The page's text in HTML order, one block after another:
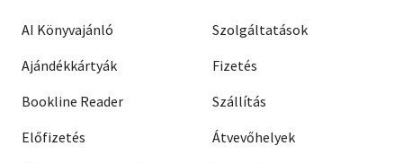
AI Könyvajánló
Ajándékkártyák
Bookline Reader
Előfizetés
Szolgáltatások
Fizetés
Szállítás
Átvevőhelyek